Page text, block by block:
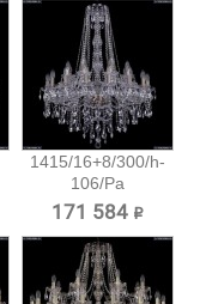
1415/16+8/300/h-
106/Pa
Хрустальная...
171 584 ₽